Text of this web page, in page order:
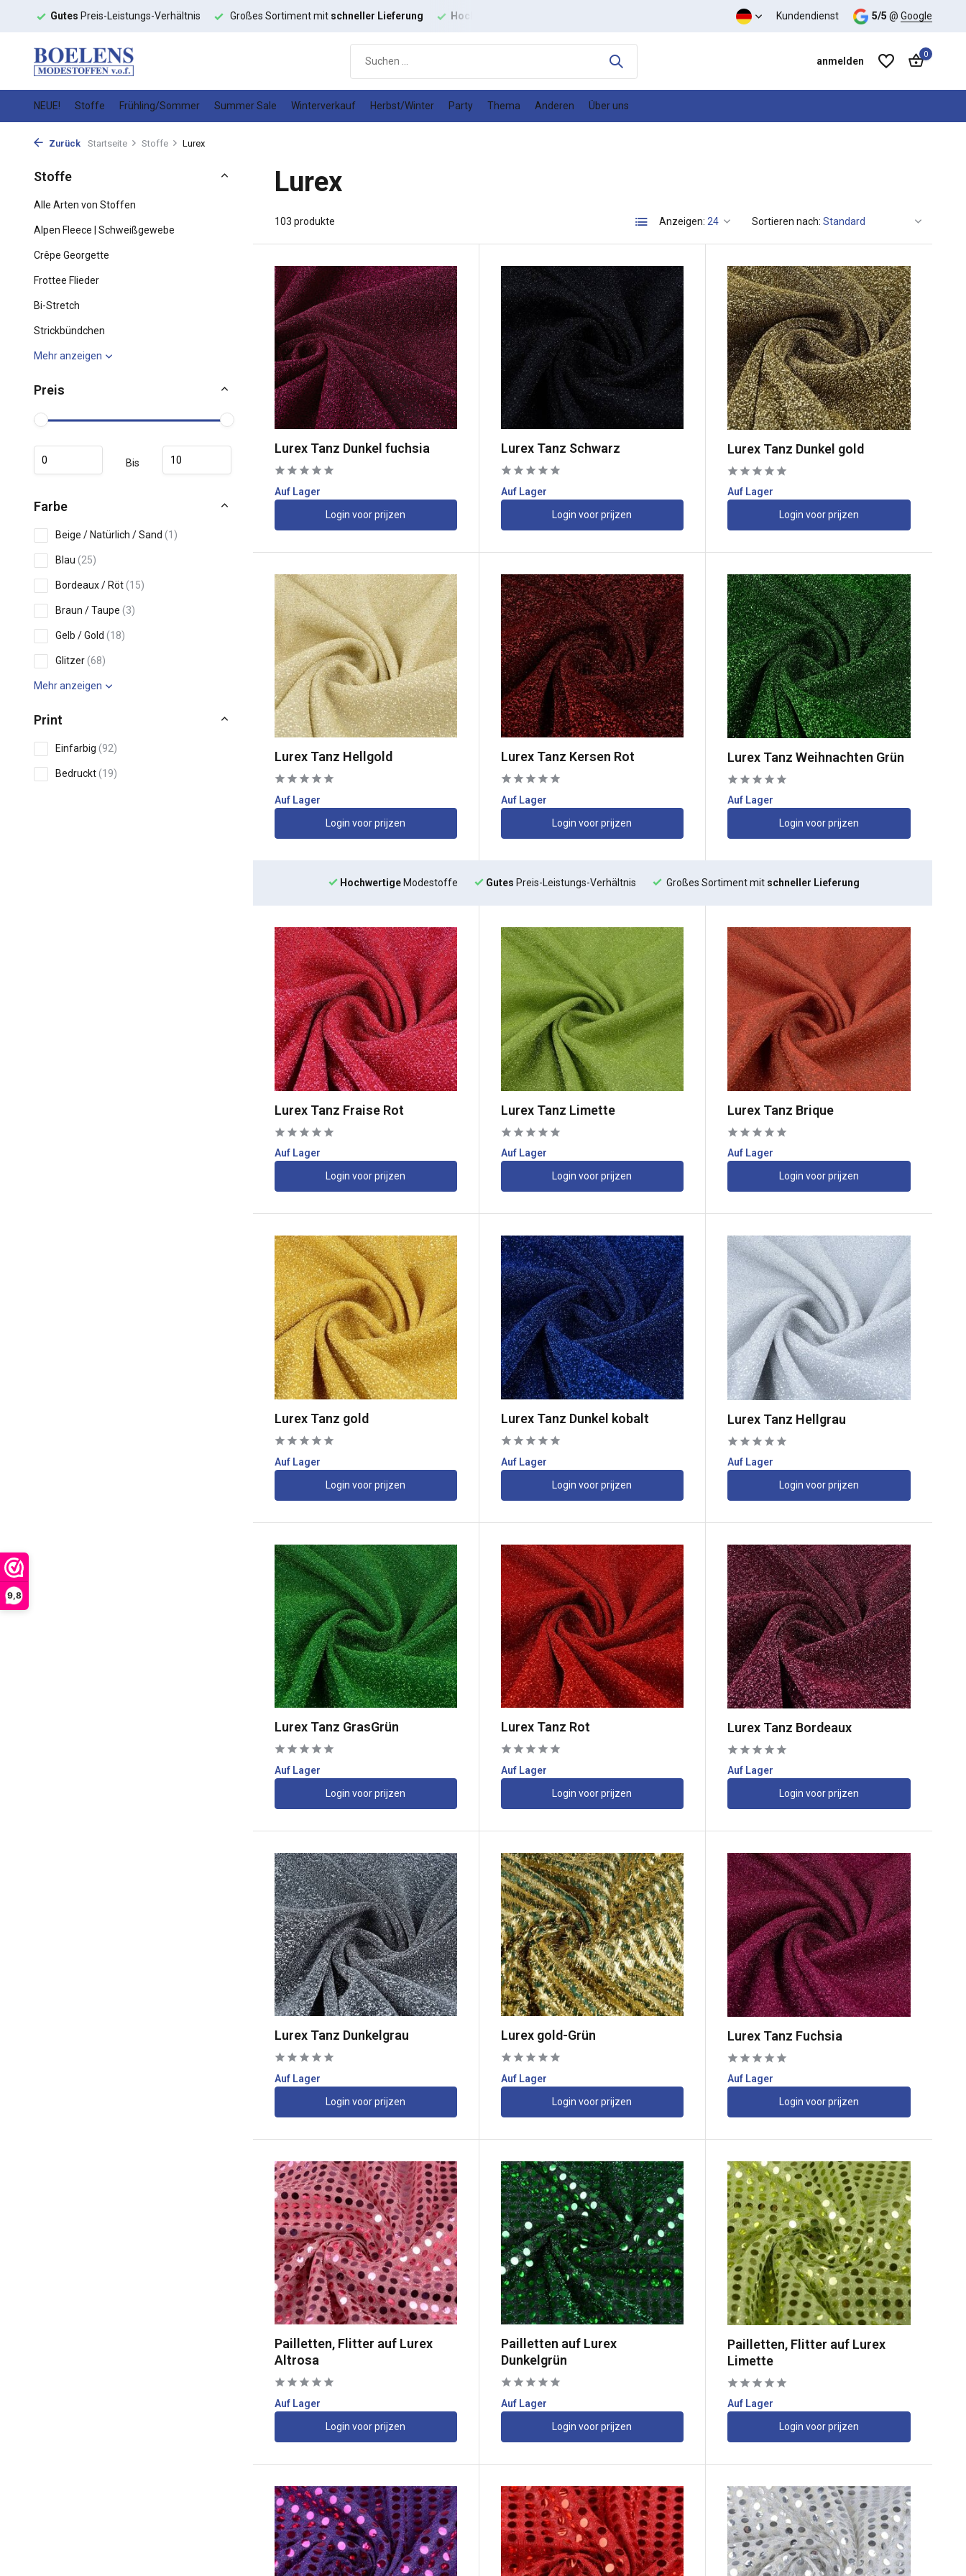
9,8
Großes Sortiment mitschneller Lieferung HochwertigeModestoffe Gutes Preis-Leistungs-Verhältnis Kundendienst 5/5 @ Google
anmelden
0
NEUE! Stoffe Frühling/Sommer Summer Sale Winterverkauf Herbst/Winter Party Thema Anderen Über uns
Zurück Startseite Stoffe Lurex
Stoffe
Alle Arten von Stoffen
Alpen Fleece | Schweißgewebe
Crêpe Georgette
Frottee Flieder
Bi-Stretch
Strickbündchen
Mehr anzeigen
Preis
Bis
Farbe
Beige / Natürlich / Sand (1)
Blau (25)
Bordeaux / Röt(15)
Braun / Taupe (3)
Gelb / Gold (18)
Glitzer(68)
Mehr anzeigen
Print
Einfarbig (92)
Bedruckt(19)
Lurex
103 produkte Anzeigen: Sortieren nach:
Lurex Tanz Dunkel fuchsia
Auf Lager
Login voor prijzen
Lurex Tanz Schwarz
Auf Lager
Login voor prijzen
Lurex Tanz Dunkel gold
Auf Lager
Login voor prijzen
Lurex Tanz Hellgold
Auf Lager
Login voor prijzen
Lurex Tanz Kersen Rot
Auf Lager
Login voor prijzen
Lurex Tanz Weihnachten Grün
Auf Lager
Login voor prijzen
HochwertigeModestoffe Gutes Preis-Leistungs-Verhältnis Großes Sortiment mit schneller Lieferung
Lurex Tanz Fraise Rot
Auf Lager
Login voor prijzen
Lurex Tanz Limette
Auf Lager
Login voor prijzen
Lurex Tanz Brique
Auf Lager
Login voor prijzen
Lurex Tanz gold
Auf Lager
Login voor prijzen
Lurex Tanz Dunkel kobalt
Auf Lager
Login voor prijzen
Lurex Tanz Hellgrau
Auf Lager
Login voor prijzen
Lurex Tanz GrasGrün
Auf Lager
Login voor prijzen
Lurex Tanz Rot
Auf Lager
Login voor prijzen
Lurex Tanz Bordeaux
Auf Lager
Login voor prijzen
Lurex Tanz Dunkelgrau
Auf Lager
Login voor prijzen
Lurex gold-Grün
Auf Lager
Login voor prijzen
Lurex Tanz Fuchsia
Auf Lager
Login voor prijzen
Pailletten, Flitter auf Lurex
Altrosa
Auf Lager
Login voor prijzen
Pailletten auf Lurex
Dunkelgrün
Auf Lager
Login voor prijzen
Pailletten, Flitter auf Lurex
Limette
Auf Lager
Login voor prijzen